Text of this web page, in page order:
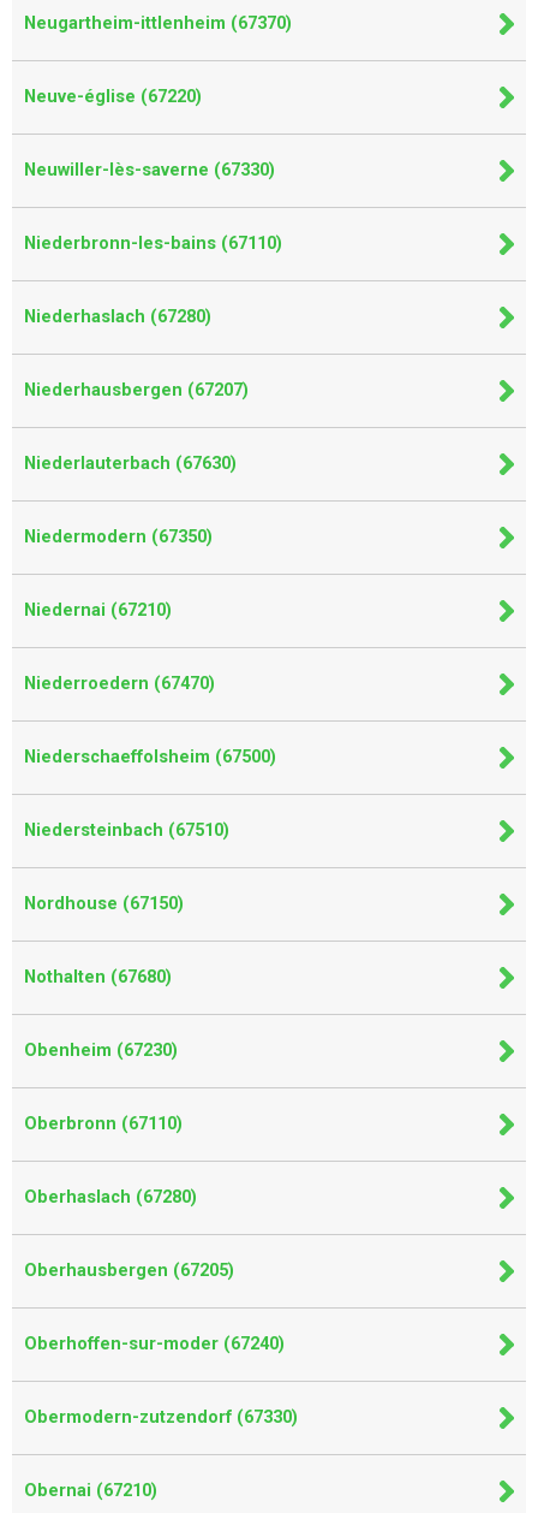
Neugartheim-ittlenheim (67370)
Neuve-église (67220)
Neuwiller-lès-saverne (67330)
Niederbronn-les-bains (67110)
Niederhaslach (67280)
Niederhausbergen (67207)
Niederlauterbach (67630)
Niedermodern (67350)
Niedernai (67210)
Niederroedern (67470)
Niederschaeffolsheim (67500)
Niedersteinbach (67510)
Nordhouse (67150)
Nothalten (67680)
Obenheim (67230)
Oberbronn (67110)
Oberhaslach (67280)
Oberhausbergen (67205)
Oberhoffen-sur-moder (67240)
Obermodern-zutzendorf (67330)
Obernai (67210)